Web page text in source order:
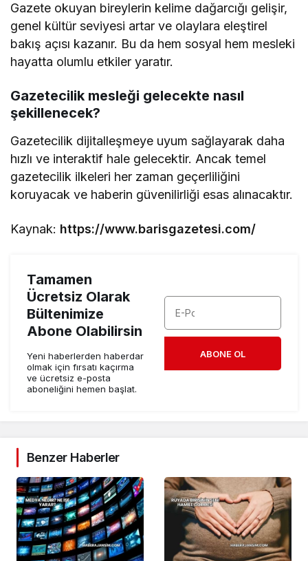
Gazete okuyan bireylerin kelime dağarcığı gelişir,
genel kültür seviyesi artar ve olaylara eleştirel
bakış açısı kazanır. Bu da hem sosyal hem mesleki
hayatta olumlu etkiler yaratır.
Gazetecilik mesleği gelecekte nasıl
şekillenecek?
Gazetecilik dijitalleşmeye uyum sağlayarak daha
hızlı ve interaktif hale gelecektir. Ancak temel
gazetecilik ilkeleri her zaman geçerliliğini
koruyacak ve haberin güvenilirliği esas alınacaktır.
Kaynak: https://www.barisgazetesi.com/
Tamamen
Ücretsiz Olarak
Bültenimize
Abone Olabilirsin
Yeni haberlerden haberdar
olmak için fırsatı kaçırma
ve ücretsiz e-posta
aboneliğini hemen başlat.
ABONE OL
Benzer Haberler